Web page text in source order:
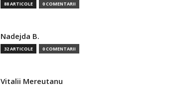
88 ARTICOLE 0 COMENTARII
Nadejda B.
32 ARTICOLE 0 COMENTARII
Vitalii Mereutanu